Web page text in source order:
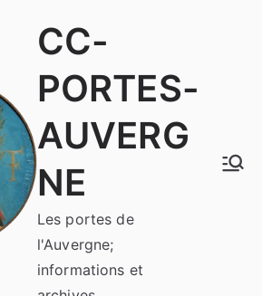
CC-
PORTES-
AUVERG
NE
Les portes de
l'Auvergne;
informations et